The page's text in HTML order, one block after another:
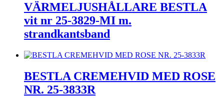
VÄRMELJUSHÅLLARE BESTLA
vit nr 25-3829-MI m.
strandkantsband
BESTLA CREMEHVID MED ROSE
NR. 25-3833R